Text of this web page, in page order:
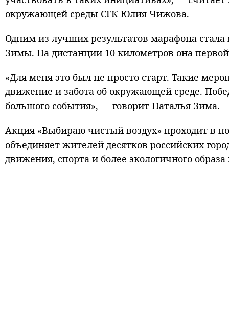
окружающей среды СГК Юлия Чижова.
Одним из лучших результатов марафона стала
Зимы. На дистанции 10 километров она
«Для меня это был не просто старт. Такие
движение и забота об окружающей среде.
большого события», — говорит Наталья Зима.
Акция «Выбираю чистый воздух» проходит в
объединяет жителей десятков российских
движения, спорта и более экологичного